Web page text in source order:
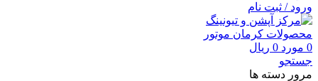
ورود / ثبت نام
0 مورد 0 ریال
جستجو
مرور دسته ها